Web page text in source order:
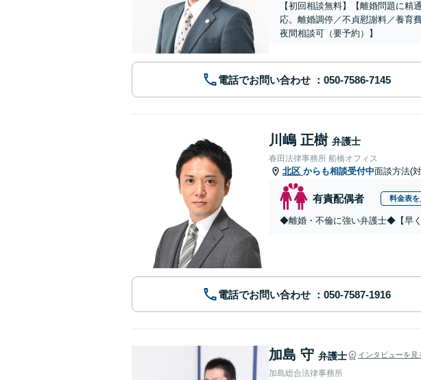
【初回相談無料】【離婚問題に
応。離婚調停／不貞慰謝料／養育
夜間相談可（要予約）】
電話でお問い合わせ
川嶋 正樹 弁護士
春田法律事務所 船橋オフィス
北区 からも相談受付中面談方法(
有責配偶者 料金表を
◆離婚・不倫に強い弁護士◆【早く
電話でお問い合わせ
加島 守 弁護士 インタビューを見
加島総合法律事務所